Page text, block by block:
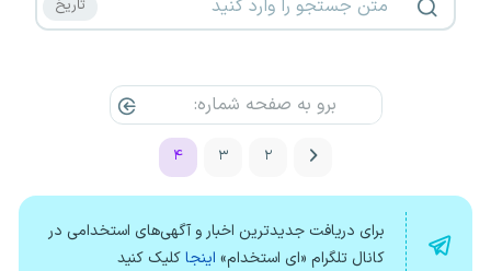
۲ ۳ ۴
برای دریافت جدیدترین اخبار و آگهی‌های استخدامی در
کانال تلگرام «ای استخدام» اینجاکلیک کنید